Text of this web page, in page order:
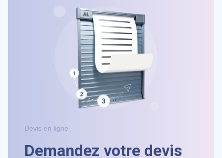
Devis en ligne
Demandez votre devis